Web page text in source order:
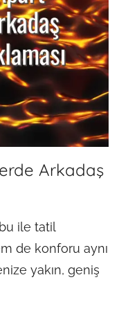
Arkadaş
ile tatil
de konforu aynı
yakın, geniş